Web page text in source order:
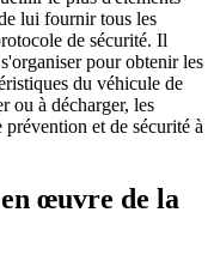
lui fournir tous les
de sécurité. Il
pour obtenir les
du véhicule de
ou à décharger, les
prévention et de sécurité à
œuvre de la